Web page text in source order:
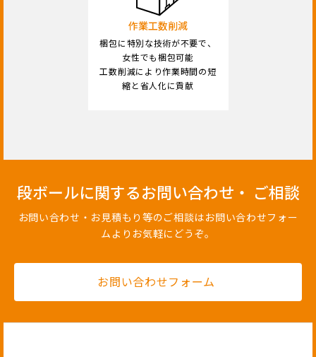
作業工数削減
梱包に特別な技術が不要で、
女性でも梱包可能
工数削減により作業時間の短
縮と省人化に貢献
段ボールに関するお問い合わせ・ ご相談
お問い合わせ・お見積もり等のご相談はお問い合わせフォー
ムよりお気軽にどうぞ。
お問い合わせフォーム